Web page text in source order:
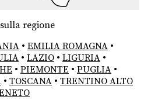
regione
• EMILIA ROMAGNA •
• LAZIO • LIGURIA •
• PIEMONTE • PUGLIA •
• TOSCANA • TRENTINO ALTO